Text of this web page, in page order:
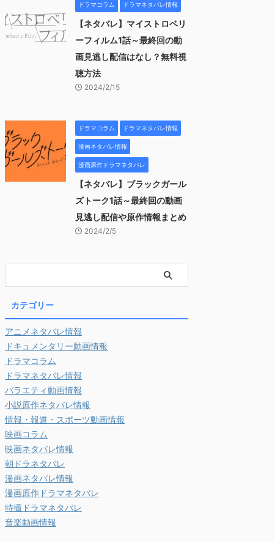
ドラマコラム ドラマネタバレ情報
【ネタバレ】マイストロベリ
ーフィルム1話～最終回の動
画見逃し配信はなし？無料視
聴方法
2024/2/15
ドラマコラム ドラマネタバレ情報
漫画ネタバレ情報
漫画原作ドラマネタバレ
【ネタバレ】ブラックガール
ズトーク1話～最終回の動画
見逃し配信や原作情報まとめ
2024/2/5
カテゴリー
アニメネタバレ情報
ドキュメンタリー動画情報
ドラマコラム
ドラマネタバレ情報
バラエティ動画情報
小説原作ネタバレ情報
情報・報道・スポーツ動画情報
映画コラム
映画ネタバレ情報
朝ドラネタバレ
漫画ネタバレ情報
漫画原作ドラマネタバレ
特撮ドラマネタバレ
音楽動画情報